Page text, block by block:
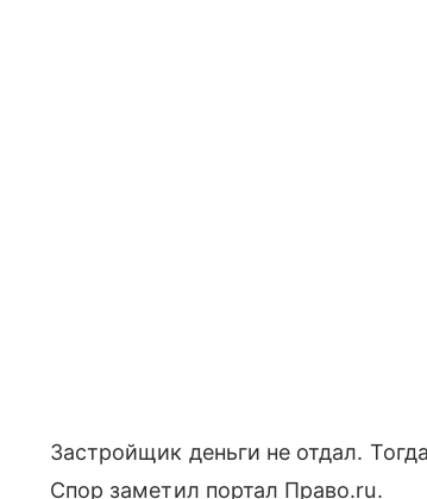
Застройщик деньги не отдал.
Спор заметил портал Право.ru.